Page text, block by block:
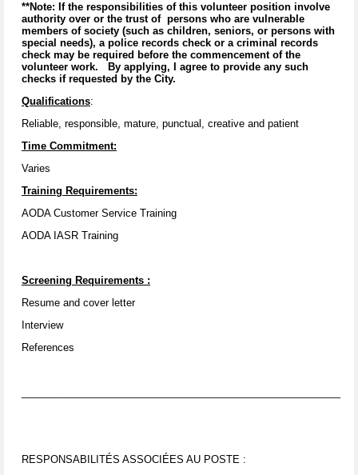
**Note: If the responsibilities of this volunteer position involve
authority over or the trust of persons who are vulnerable
members of society (such as children, seniors, or persons with
special needs), a police records check or a criminal records
check may be required before the commencement of the
volunteer work. By applying, I agree to provide any such
checks if requested by the City.
Qualifications:
Reliable, responsible, mature, punctual, creative and patient
Time Commitment:
Varies
Training Requirements:
AODA Customer Service Training
AODA IASR Training
Screening Requirements :
Resume and cover letter
Interview
References
RESPONSABILITÉS ASSOCIÉES AU POSTE :